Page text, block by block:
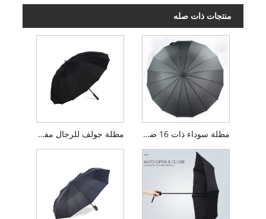
منتجات ذات صله
مظلة جولف للرجال مفتوحة يدويًا مظلة سوداء ذات 16 ضلعًا طويلة للرجال